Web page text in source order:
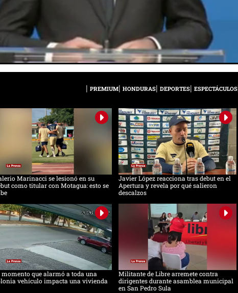
PREMIUM HONDURAS DEPORTES ESPECTÁCULOS
Marinacci se lesionó en su
como titular con Motagua: esto se
Javier López reacciona tras debut en el
Apertura y revela por qué salieron
descalzos
momento que alarmó a toda una
vehículo impacta una vivienda
Militante de Libre arremete contra
dirigentes durante asamblea municipal
en San Pedro Sula